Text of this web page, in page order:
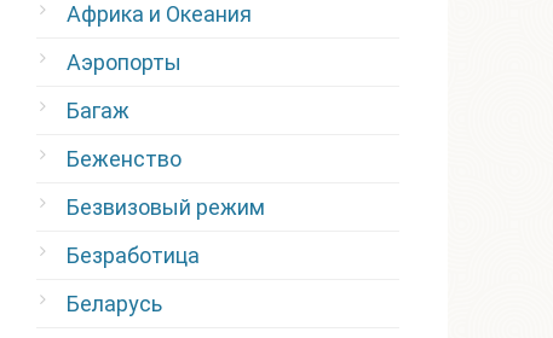
Африка и Океания
Аэропорты
Багаж
Беженство
Безвизовый режим
Безработица
Беларусь